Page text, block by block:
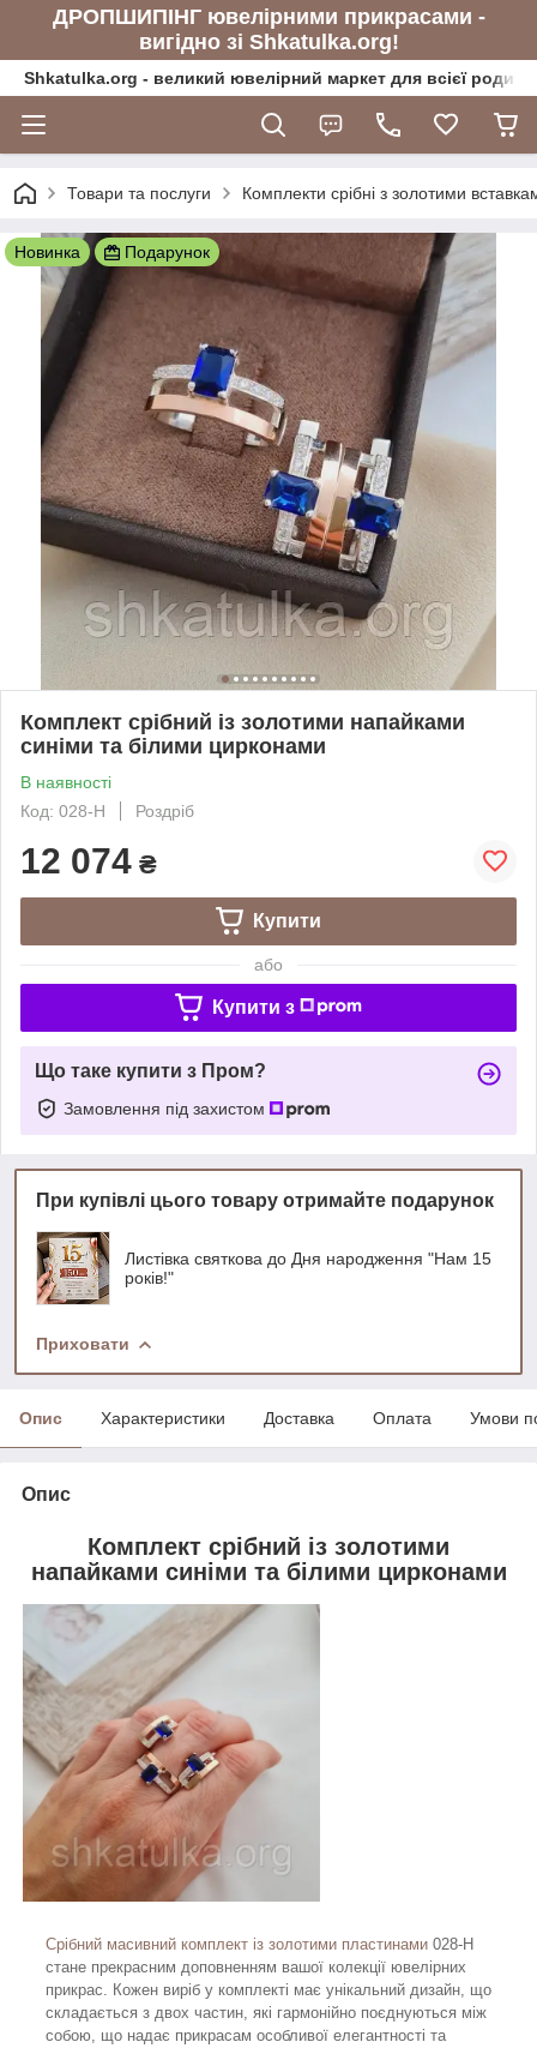
ДРОПШИПІНГ ювелірними прикрасами -
вигідно зі Shkatulka.org!
Shkatulka.org - великий ювелірний маркет для всієї
Товари та послуги Комплекти срібні з золотими
Новинка Подарунок
Комплект срібний із золотими напайками
синіми та білими цирконами
В наявності
Код: 028-Н
Роздріб
12 074 ₴
Купити
або
Купити з
Що таке купити з Пром?
Замовлення під захистом
При купівлі цього товару отримайте подарунок
Листівка святкова до Дня народження "Нам 15
років!"
Приховати
Опис Характеристики Доставка Оплата Умови
Опис
Комплект срібний із золотими
напайками синіми та білими цирконами
Срібний масивний комплект із золотими пластинами 028-Н
стане прекрасним доповненням вашої колекції ювелірних
прикрас. Кожен виріб у комплекті має унікальний дизайн, що
складається з двох частин, які гармонійно поєднуються між
собою, що надає прикрасам особливої елегантності та